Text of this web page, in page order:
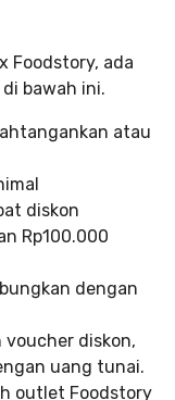
Foodstory, ada
bawah ini.
atau
diskon
Rp100.000
dengan
diskon,
uang tunai.
outlet Foodstory